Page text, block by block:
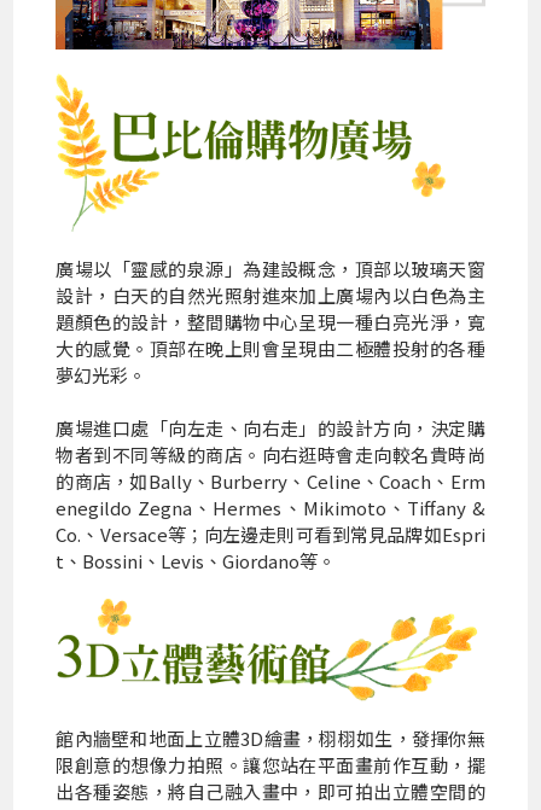
廣場以「靈感的泉源」為建設概念，頂部以玻璃天窗
設計，白天的自然光照射進來加上廣場內以白色為主
題顏色的設計，整間購物中心呈現一種白亮光淨，寬
大的感覺。頂部在晚上則會呈現由二極體投射的各種
夢幻光彩。
廣場進口處「向左走、向右走」的設計方向，決定購
物者到不同等級的商店。向右逛時會走向較名貴時尚
的商店，如Bally、Burberry、Celine、Coach、Erm
enegildo Zegna、Hermes、Mikimoto、Tiffany &
Co.、Versace等；向左邊走則可看到常見品牌如Espri
t、Bossini、Levis、Giordano等。
館內牆壁和地面上立體3D繪畫，栩栩如生，發揮你無
限創意的想像力拍照。讓您站在平面畫前作互動，擺
出各種姿態，將自己融入畫中，即可拍出立體空間的